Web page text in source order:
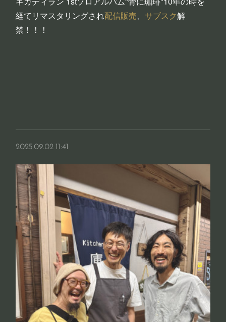
経てリマスタリングされ配信販売、 サブスク解
禁！！！
2025.09.02 11:41